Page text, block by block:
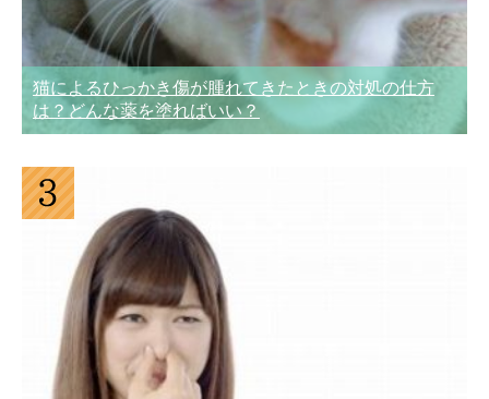
猫によるひっかき傷が腫れてきたときの対処の仕方
は？どんな薬を塗ればいい？